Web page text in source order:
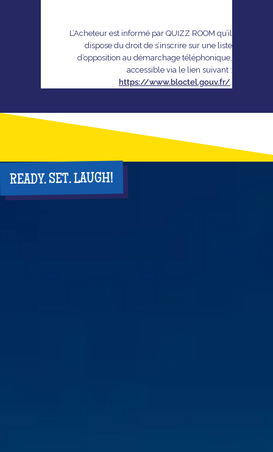
L’Acheteur est informé par QUIZZ ROOM qu’il
dispose du droit de s’inscrire sur une liste
d’opposition au démarchage téléphonique,
accessible via le lien suivant :
https://www.bloctel.gouv.fr/.
READY. SET. LAUGH!